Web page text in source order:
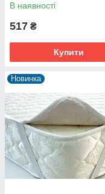
В наявності
517 ₴
Купити
Новинка